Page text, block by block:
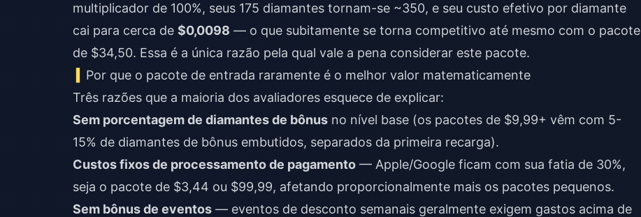
multiplicador de 100%, seus 175 diamantes tornam-se ~350, e seu custo efetivo por diamante
cai para cerca de $0,0098 — o que subitamente se torna competitivo até mesmo com o pacote
de $34,50. Essa é a única razão pela qual vale a pena considerar este pacote.
Por que o pacote de entrada raramente é o melhor valor matematicamente
Três razões que a maioria dos avaliadores esquece de explicar:
Sem porcentagem de diamantes de bônus no nível base (os pacotes de $9,99+ vêm com 5-
15% de diamantes de bônus embutidos, separados da primeira recarga).
Custos fixos de processamento de pagamento — Apple/Google ficam com sua fatia de 30%,
seja o pacote de $3,44 ou $99,99, afetando proporcionalmente mais os pacotes pequenos.
Sem bônus de eventos — eventos de desconto semanais geralmente exigem gastos acima de